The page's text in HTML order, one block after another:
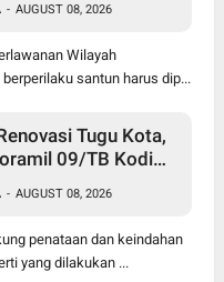
Beri Pelatihan
Bagi Siswa MIN
- AUGUST 08, 2026
Wilayah
santun harus dip...
Tugu Kota,
09/TB Kodim
Gelar
- AUGUST 08, 2026
penataan dan keindahan
yang dilakukan ...